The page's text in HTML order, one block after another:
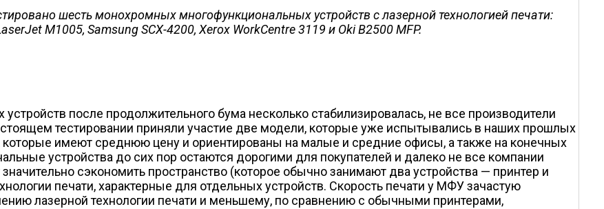
шесть монохромных многофункциональных устройств с лазерной технологией печати:
M1005, Samsung SCX-4200, Xerox WorkCentre 3119 и Oki B2500 MFP.
после продолжительного бума несколько стабилизировалась, не все производители
тестировании приняли участие две модели, которые уже испытывались в наших прошлых
которые имеют среднюю цену и ориентированы на малые и средние офисы, а также на конечных
устройства до сих пор остаются дорогими для покупателей и далеко не все компании
сэкономить пространство (которое обычно занимают два устройства — принтер и
печати, характерные для отдельных устройств. Скорость печати у МФУ зачастую
лазерной технологии печати и меньшему, по сравнению с обычными принтерами,